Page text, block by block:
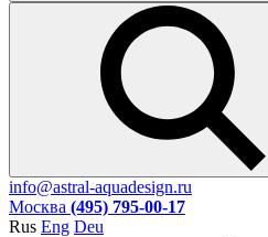
info@astral-aquadesign.ru
Москва (495) 795-00-17
Rus Eng Deu